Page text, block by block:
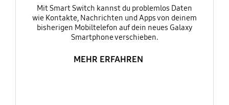
Mit Smart Switch kannst du problemlos Daten
wie Kontakte, Nachrichten und Apps von deinem
bisherigen Mobiltelefon auf dein neues Galaxy
Smartphone verschieben.
MEHR ERFAHREN